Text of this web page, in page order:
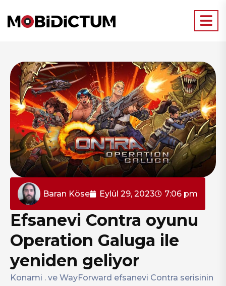
Baran Köse Eylül 29, 2023 7:06 pm
Efsanevi Contra oyunu
Operation Galuga ile
yeniden geliyor
Konami . ve WayForward efsanevi Contra serisinin